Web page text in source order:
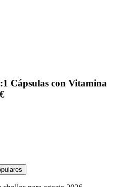
Cápsulas con Vitamina